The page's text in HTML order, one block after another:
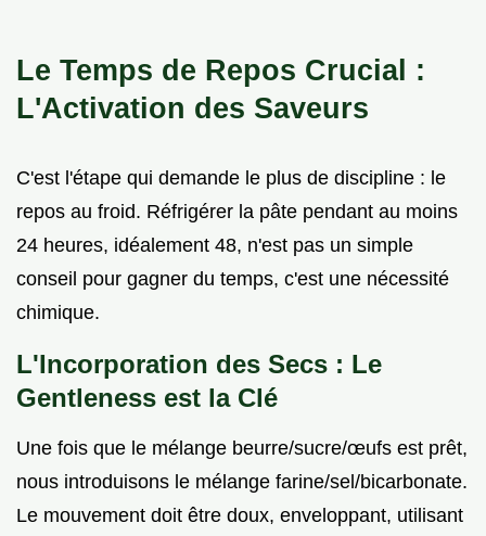
Le Temps de Repos Crucial :
L'Activation des Saveurs
C'est l'étape qui demande le plus de discipline : le
repos au froid. Réfrigérer la pâte pendant au moins
24 heures, idéalement 48, n'est pas un simple
conseil pour gagner du temps, c'est une nécessité
chimique.
L'Incorporation des Secs : Le
Gentleness est la Clé
Une fois que le mélange beurre/sucre/œufs est prêt,
nous introduisons le mélange farine/sel/bicarbonate.
Le mouvement doit être doux, enveloppant, utilisant